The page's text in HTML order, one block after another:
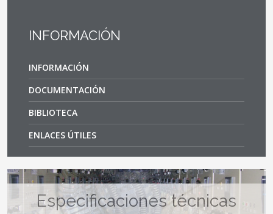
INFORMACIÓN
INFORMACIÓN
DOCUMENTACIÓN
BIBLIOTECA
ENLACES ÚTILES
Especificaciones técnicas